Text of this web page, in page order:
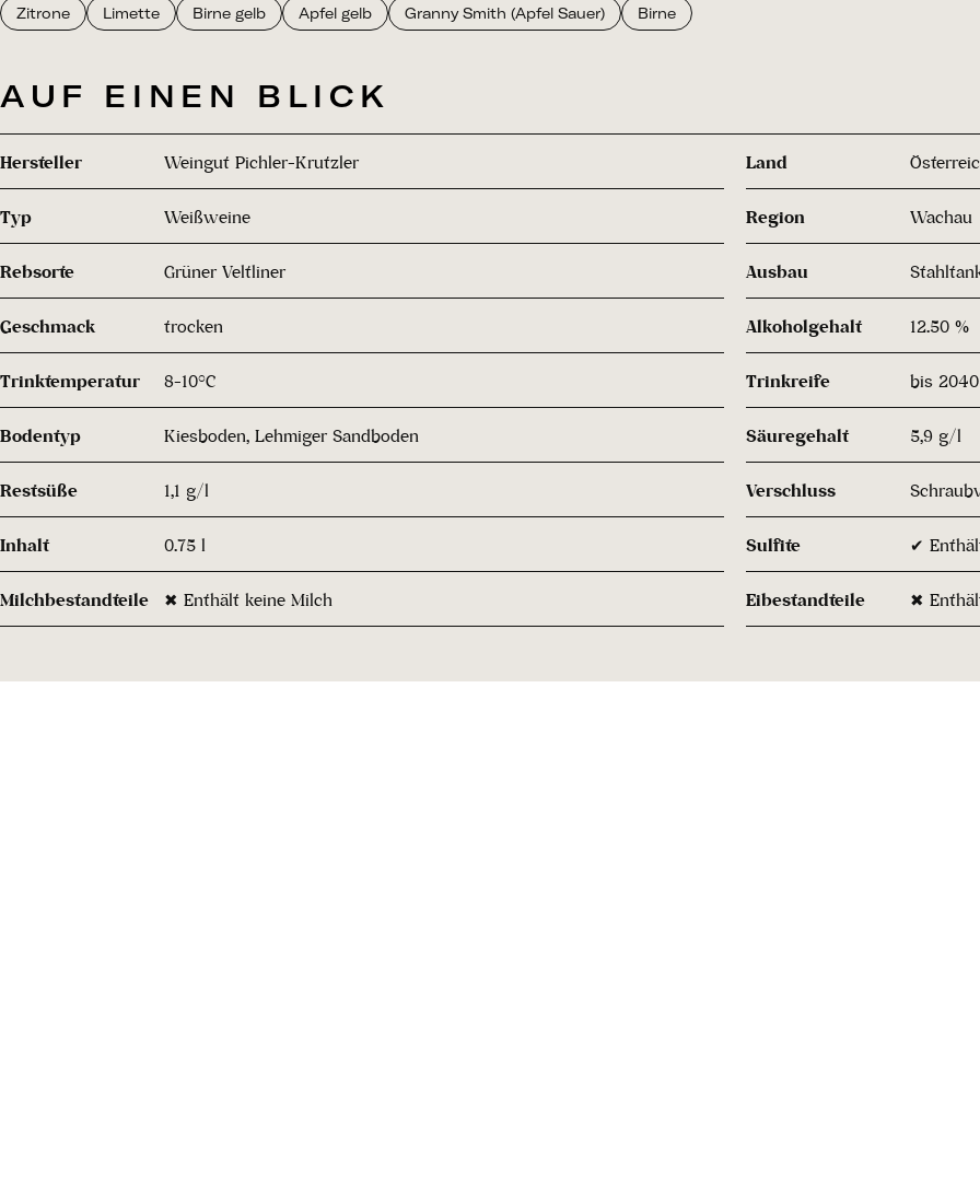
Zitrone Limette Birne gelb Apfel gelb Granny Smith (Apfel Sauer) Birne
AUF EINEN BLICK
Hersteller Weingut Pichler-Krutzler Land
Typ Weißweine Region Wachau
Rebsorte Grüner Veltliner Ausbau
Geschmack trocken Alkoholgehalt 12.50 %
Trinktemperatur 8-10°C Trinkreife bis 2040
Bodentyp Kiesboden, Lehmiger Sandboden Säuregehalt 5,9 g/l
Restsüße 1,1 g/l Verschluss
Inhalt 0.75 l Sulfite ✔
Milchbestandteile ✖ Enthält keine Milch Eibestandteile ✖